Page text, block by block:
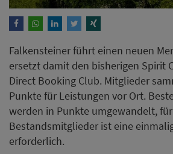
Falkensteiner führt einen neuen
ersetzt damit den bisherigen Spirit
Direct Booking Club. Mitglieder
Punkte für Leistungen vor Ort.
werden in Punkte umgewandelt, für
Bestandsmitglieder ist eine
erforderlich.